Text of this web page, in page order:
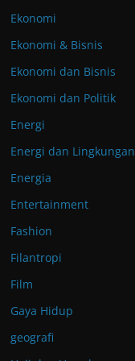
Ekonomi
Ekonomi & Bisnis
Ekonomi dan Bisnis
Ekonomi dan Politik
Energi
Energi dan Lingkungan
Energia
Entertainment
Fashion
Filantropi
Film
Gaya Hidup
geografi